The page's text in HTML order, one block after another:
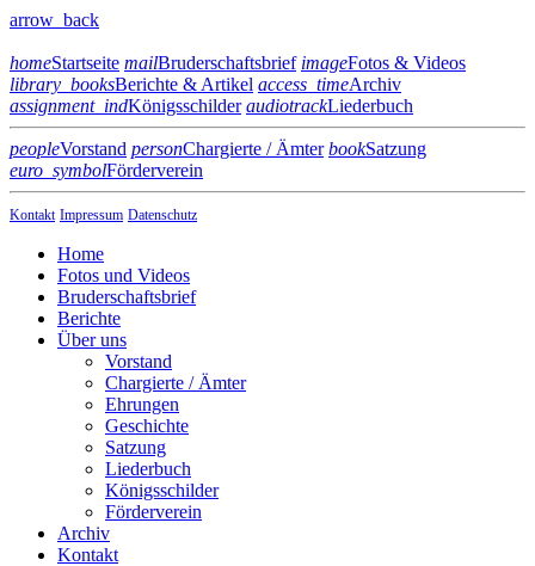
arrow_back
homeStartseite mailBruderschaftsbrief imageFotos & Videos
library_booksBerichte & Artikel access_timeArchiv
assignment_indKönigsschilder audiotrackLiederbuch
peopleVorstand personChargierte / Ämter bookSatzung
euro_symbolFörderverein
Kontakt Impressum Datenschutz
Home
Fotos und Videos
Bruderschaftsbrief
Berichte
Über uns
Vorstand
Chargierte / Ämter
Ehrungen
Geschichte
Satzung
Liederbuch
Königsschilder
Förderverein
Archiv
Kontakt